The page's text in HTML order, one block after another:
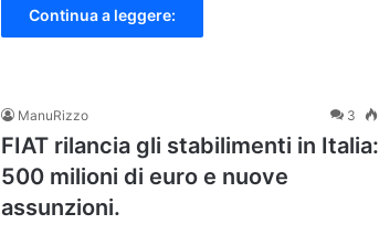
Continua a leggere:
ManuRizzo 3
FIAT rilancia gli stabilimenti in Italia:
500 milioni di euro e nuove
assunzioni.